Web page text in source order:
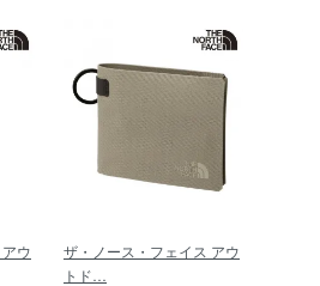
ウ
ザ・ノース・フェイス アウ
トド…